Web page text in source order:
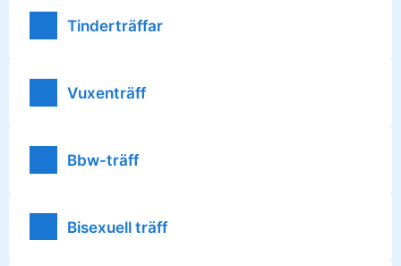
Tinderträffar
Vuxenträff
Bbw-träff
Bisexuell träff